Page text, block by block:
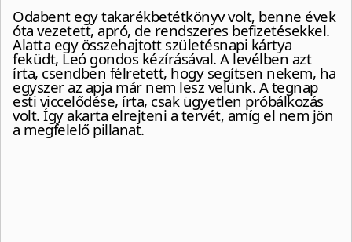
Odabent egy takarékbetétkönyv volt, benne évek
óta vezetett, apró, de rendszeres befizetésekkel.
Alatta egy összehajtott születésnapi kártya
feküdt, Leó gondos kézírásával. A levélben azt
írta, csendben félretett, hogy segítsen nekem, ha
egyszer az apja már nem lesz velünk. A tegnap
esti viccelődése, írta, csak ügyetlen próbálkozás
volt. Így akarta elrejteni a tervét, amíg el nem jön
a megfelelő pillanat.